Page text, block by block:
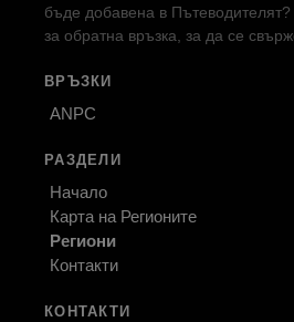
бъде добавена в Пътеводителят?
за обратна връзка, за да се
ВРЪЗКИ
ANPC
РАЗДЕЛИ
Начало
Карта на Регионите
Региони
Контакти
КОНТАКТИ